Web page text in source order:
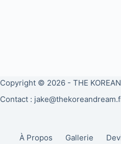
Copyright © 2026 - THE
Contact :
À Propos Gallerie